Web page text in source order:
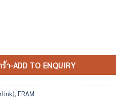
า-ADD TO ENQUIRY
, FRAM